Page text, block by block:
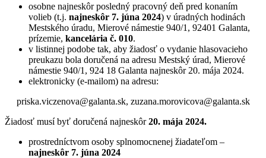
osobne najneskôr posledný pracovný deň pred konaním
volieb (t.j. najneskôr 7. júna 2024) v úradných hodinách
Mestského úradu, Mierové námestie 940/1, 92401 Galanta,
prízemie, kancelária č. 010.
v listinnej podobe tak, aby žiadosť o vydanie hlasovacieho
preukazu bola doručená na adresu Mestský úrad, Mierové
námestie 940/1, 924 18 Galanta najneskôr 20. mája 2024.
elektronicky (e-mailom) na adresu:
priska.viczenova@galanta.sk, zuzana.morovicova@galanta.sk
Žiadosť musí byť doručená najneskôr20. mája 2024.
prostredníctvom osoby splnomocnenej žiadateľom –
najneskôr 7. júna 2024